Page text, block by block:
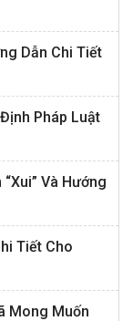
Dẫn Chi Tiết
Pháp Luật
Và Hướng
Tiết Cho
Mong Muốn